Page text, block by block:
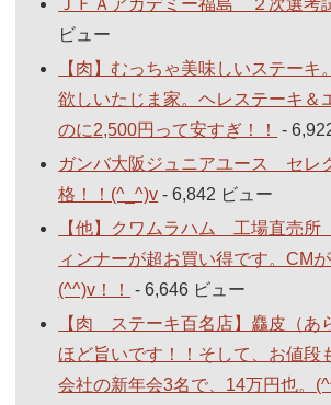
ビュー
【肉】むっちゃ美味しいステーキ
欲しいたじま家。ヘレステーキ
のに2,500円って安すぎ！！
-
ガンバ大阪ジュニアユース セレ
格！！(^_^)v - 6,842 ビュー
【他】クワムラハム 工場直売
ィンナーが超お買い得です。CMが
(^^)v！！
- 6,646 ビュー
【肉 ステーキ百名店】麤皮（あ
ほど旨いです！！そして、お値段
会社の新年会3名で、14万円也。